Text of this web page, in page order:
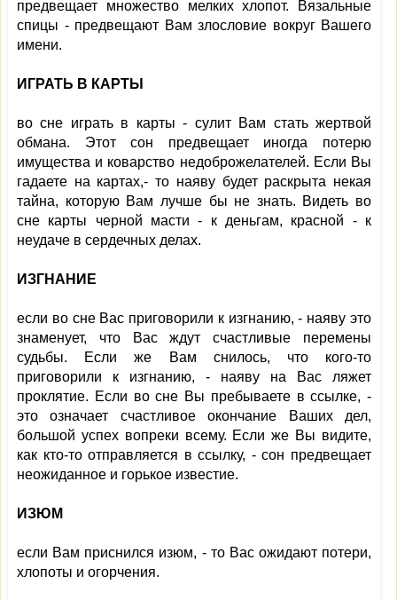
предвещает множество мелких хлопот. Вязальные
спицы - предвещают Вам злословие вокруг Вашего
имени.
ИГРАТЬ В КАРТЫ
во сне играть в карты - сулит Вам стать жертвой
обмана. Этот сон предвещает иногда потерю
имущества и коварство недоброжелателей. Если Вы
гадаете на картах,- то наяву будет раскрыта некая
тайна, которую Вам лучше бы не знать. Видеть во
сне карты черной масти - к деньгам, красной - к
неудаче в сердечных делах.
ИЗГНАНИЕ
если во сне Вас приговорили к изгнанию, - наяву это
знаменует, что Вас ждут счастливые перемены
судьбы. Если же Вам снилось, что кого-то
приговорили к изгнанию, - наяву на Вас ляжет
проклятие. Если во сне Вы пребываете в ссылке, -
это означает счастливое окончание Ваших дел,
большой успех вопреки всему. Если же Вы видите,
как кто-то отправляется в ссылку, - сон предвещает
неожиданное и горькое известие.
ИЗЮМ
если Вам приснился изюм, - то Вас ожидают потери,
хлопоты и огорчения.